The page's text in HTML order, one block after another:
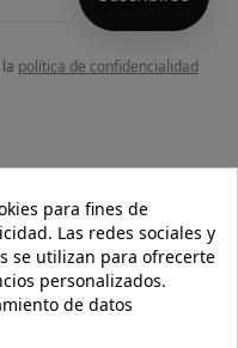
política de confidencialidad
para fines de
Las redes sociales y
se utilizan para ofrecerte
personalizados.
de datos